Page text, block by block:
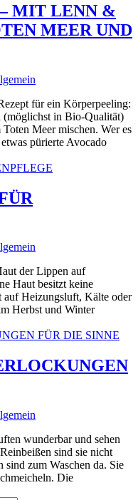
MIT LENN &
MEER UND
für ein Körperpeeling:
in Bio-Qualität)
Meer mischen. Wer es
pürierte Avocado
der Lippen auf
Haut besitzt keine
auf Heizungsluft, Kälte oder
Herbst und Winter
wunderbar und sehen
sind sie nicht
sind zum Waschen da. Sie
Die